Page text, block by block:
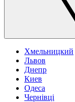
Хмельницкий
Львов
Днепр
Киев
Одеса
Чернівці